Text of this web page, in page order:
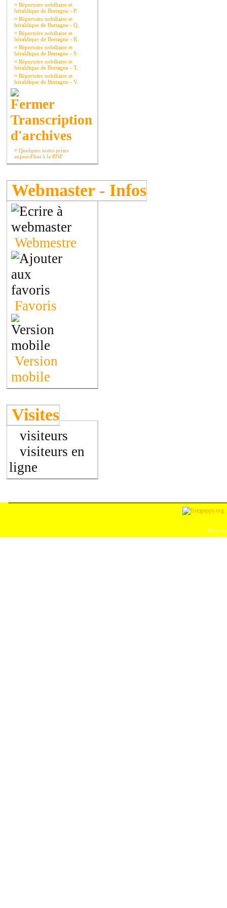
¤ Répertoire nobiliaire et
héraldique de Bretagne - P.
¤ Répertoire nobiliaire et
héraldique de Bretagne - Q.
¤ Répertoire nobiliaire et
héraldique de Bretagne - R.
¤ Répertoire nobiliaire et
héraldique de Bretagne - S.
¤ Répertoire nobiliaire et
héraldique de Bretagne - T.
¤ Répertoire nobiliaire et
héraldique de Bretagne - V.
Transcription
d'archives
¤ Quelques notes prises
aujourd'hui à la BNF
Webmaster - Infos
Webmestre
Favoris
Version
mobile
Visites
visiteurs
visiteurs en
ligne